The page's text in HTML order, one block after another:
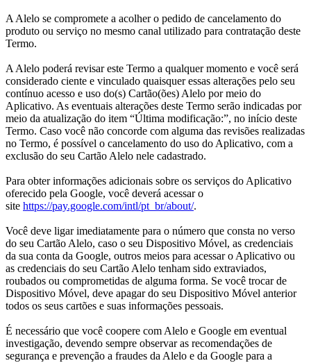
A Alelo se compromete a acolher o pedido de cancelamento do
produto ou serviço no mesmo canal utilizado para contratação deste
Termo.
A Alelo poderá revisar este Termo a qualquer momento e você será
considerado ciente e vinculado quaisquer essas alterações pelo seu
contínuo acesso e uso do(s) Cartão(ões) Alelo por meio do
Aplicativo. As eventuais alterações deste Termo serão indicadas por
meio da atualização do item “Última modificação:”, no início deste
Termo. Caso você não concorde com alguma das revisões realizadas
no Termo, é possível o cancelamento do uso do Aplicativo, com a
exclusão do seu Cartão Alelo nele cadastrado.
Para obter informações adicionais sobre os serviços do Aplicativo
oferecido pela Google, você deverá acessar o
site https://pay.google.com/intl/pt_br/about/.
Você deve ligar imediatamente para o número que consta no verso
do seu Cartão Alelo, caso o seu Dispositivo Móvel, as credenciais
da sua conta da Google, outros meios para acessar o Aplicativo ou
as credenciais do seu Cartão Alelo tenham sido extraviados,
roubados ou comprometidas de alguma forma. Se você trocar de
Dispositivo Móvel, deve apagar do seu Dispositivo Móvel anterior
todos os seus cartões e suas informações pessoais.
É necessário que você coopere com Alelo e Google em eventual
investigação, devendo sempre observar as recomendações de
segurança e prevenção a fraudes da Alelo e da Google para a